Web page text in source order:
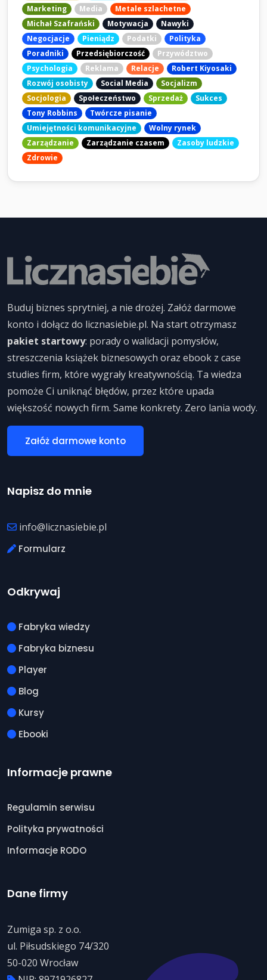
Marketing
Media
Metale szlachetne
Michał Szafrański
Motywacja
Nawyki
Negocjacje
Pieniądz Podatki
Polityka
Poradniki
Przedsiębiorczość
Przywództwo
Psychologia
Reklama Relacje
Robert Kiyosaki
Rozwój osobisty
Social Media
Socjalizm
Socjologia
Społeczeństwo Sprzedaż
Sukces
Tony Robbins
Twórcze pisanie
Umiejętności komunikacyjne
Wolny rynek
Zarządzanie
Zarządzanie czasem
Zasoby ludzkie
Zdrowie
Buduj biznes sprytniej, a nie drożej. Załóż darmowe
konto i dołącz do licznasiebie.pl. Na start otrzymasz
pakiet startowy: porady o walidacji pomysłów,
streszczenia książek biznesowych oraz ebook z case
studies firm, które wygrały kreatywnością. Ta wiedza
pomoże Ci uniknąć błędów, przez które upada
większość nowych firm. Same konkrety. Zero lania wody.
Załóż darmowe konto
Napisz do mnie
info@licznasiebie.pl
Formularz
Odkrywaj
Fabryka wiedzy
Fabryka biznesu
Player
Blog
Kursy
Ebooki
Informacje prawne
Regulamin serwisu
Polityka prywatności
Informacje RODO
Dane firmy
Zumiga sp. z o.o.
ul. Piłsudskiego 74/320
50-020 Wrocław